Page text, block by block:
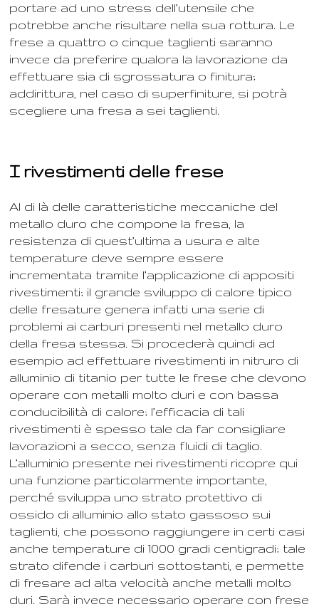
portare ad uno stress dell’utensile che
potrebbe anche risultare nella sua rottura. Le
frese a quattro o cinque taglienti saranno
invece da preferire qualora la lavorazione da
effettuare sia di sgrossatura o finitura;
addirittura, nel caso di superfiniture, si potrà
scegliere una fresa a sei taglienti.
I rivestimenti delle frese
Al di là delle caratteristiche meccaniche del
metallo duro che compone la fresa, la
resistenza di quest’ultima a usura e alte
temperature deve sempre essere
incrementata tramite l’applicazione di appositi
rivestimenti; il grande sviluppo di calore tipico
delle fresature genera infatti una serie di
problemi ai carburi presenti nel metallo duro
della fresa stessa. Si procederà quindi ad
esempio ad effettuare rivestimenti in nitruro di
alluminio di titanio per tutte le frese che devono
operare con metalli molto duri e con bassa
conducibilità di calore; l’efficacia di tali
rivestimenti è spesso tale da far consigliare
lavorazioni a secco, senza fluidi di taglio.
L’alluminio presente nei rivestimenti ricopre qui
una funzione particolarmente importante,
perché sviluppa uno strato protettivo di
ossido di alluminio allo stato gassoso sui
taglienti, che possono raggiungere in certi casi
anche temperature di 1000 gradi centigradi; tale
strato difende i carburi sottostanti, e permette
di fresare ad alta velocità anche metalli molto
duri. Sarà invece necessario operare con frese